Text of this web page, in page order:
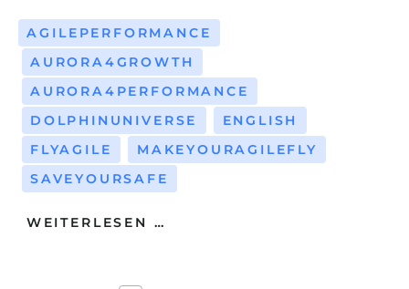
AGILEPERFORMANCE
AURORA4GROWTH
AURORA4PERFORMANCE
DOLPHINUNIVERSE
ENGLISH
FLYAGILE
MAKEYOURAGILEFLY
SAVEYOURSAFE
WEITERLESEN …